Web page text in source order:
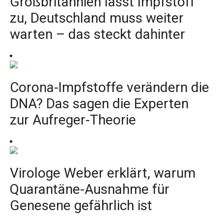
zu, Deutschland muss weiter
warten – das steckt dahinter
Corona-Impfstoffe verändern die
DNA? Das sagen die Experten
zur Aufreger-Theorie
Virologe Weber erklärt, warum
Quarantäne-Ausnahme für
Genesene gefährlich ist